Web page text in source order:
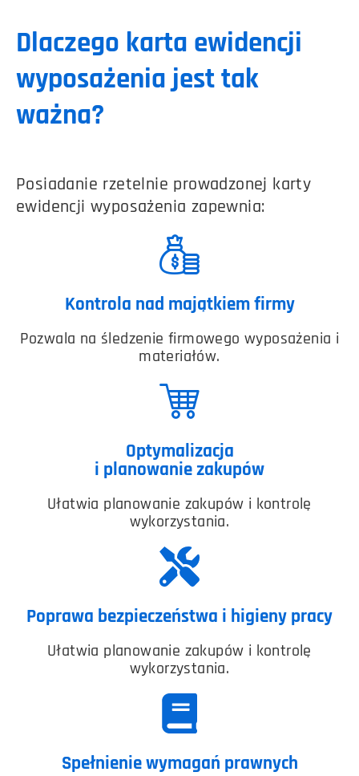
Dlaczego karta ewidencji
wyposażenia jest tak
ważna?
Posiadanie rzetelnie prowadzonej karty
ewidencji wyposażenia zapewnia:
Kontrola nad majątkiem firmy
Pozwala na śledzenie firmowego wyposażenia i
materiałów.
Optymalizacja
i planowanie zakupów
Ułatwia planowanie zakupów i kontrolę
wykorzystania.
Poprawa bezpieczeństwa i higieny pracy
Ułatwia planowanie zakupów i kontrolę
wykorzystania.
Spełnienie wymagań prawnych